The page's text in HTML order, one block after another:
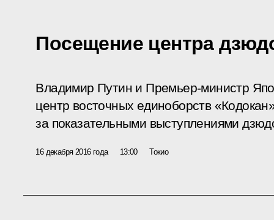
Посещение центра
Владимир Путин и Премьер-министр
центр восточных единоборств
за показательными выступлениями
16 декабря 2016 года 13:00 Токио